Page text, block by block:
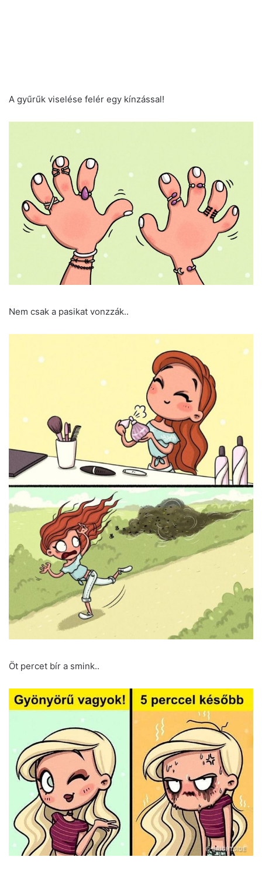
A gyűrűk viselése felér egy kínzással!
Nem csak a pasikat vonzzák..
Öt percet bír a smink..